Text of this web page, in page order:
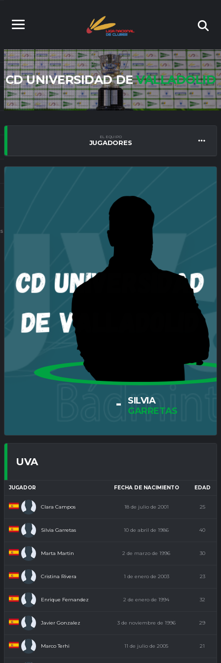
CD UNIVERSIDAD DEVALLADOLID
EL EQUIPO
JUGADORES
SILVIA
GARRETAS
UVA
JUGADOR FECHA DE NACIMIENTO EDAD
Clara Campos 18 de julio de 2001 25
Silvia Garretas 10 de abril de 1986 40
Marta Martin 2 de marzo de 1996 30
Cristina Rivera 1 de enero de 2003 23
Enrique Fernandez 2 de enero de 1994 32
Javier Gonzalez 3 de noviembre de 1996 29
Marco Terhi 11 de julio de 2005 21